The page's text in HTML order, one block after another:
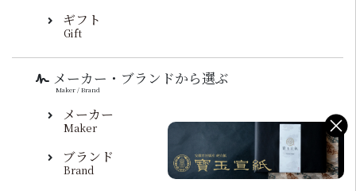
ギフト
Gift
メーカー・ブランドから選ぶ
Maker / Brand
メーカー
Maker
ブランド
Brand